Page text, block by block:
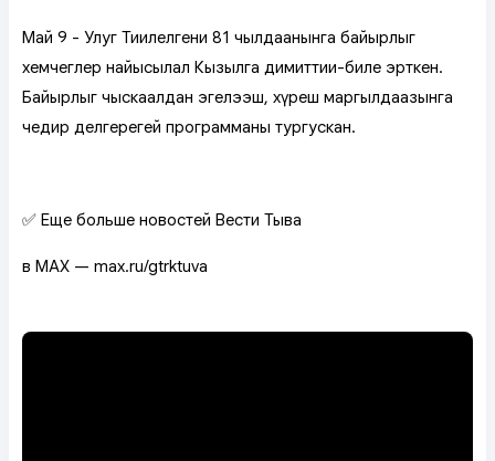
Май 9 - Улуг Тиилелгениң 81 чылдаанынга байырлыг
хемчеглер найысылал Кызылга диңмиттии-биле эрткен.
Байырлыг чыскаалдан эгелээш, хүреш маргылдаазынга
чедир делгереңгей программаны тургускан.
✅ Еще больше новостей Вести Тыва
в MAX — max.ru/gtrktuva